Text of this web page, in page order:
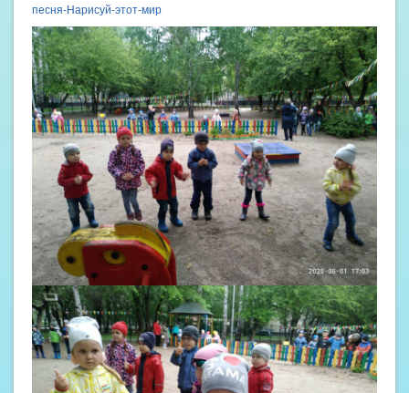
песня-Нарисуй-этот-мир